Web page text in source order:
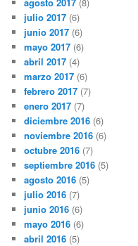
julio 2017 (6)
junio 2017 (6)
mayo 2017 (6)
abril 2017 (4)
marzo 2017 (6)
febrero 2017 (7)
enero 2017 (7)
diciembre 2016 (6)
noviembre 2016 (6)
octubre 2016 (7)
septiembre 2016 (5)
agosto 2016 (5)
julio 2016 (7)
junio 2016 (6)
mayo 2016 (6)
abril 2016 (5)